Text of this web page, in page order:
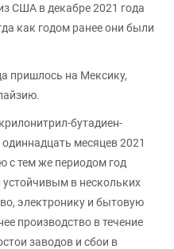
США в декабре 2021 года
как годом ранее они были
пришлось на Мексику,
бутадиен-
месяцев 2021
с тем же периодом год
в нескольких
электронику и бытовую
производство в течение
заводов и сбои в